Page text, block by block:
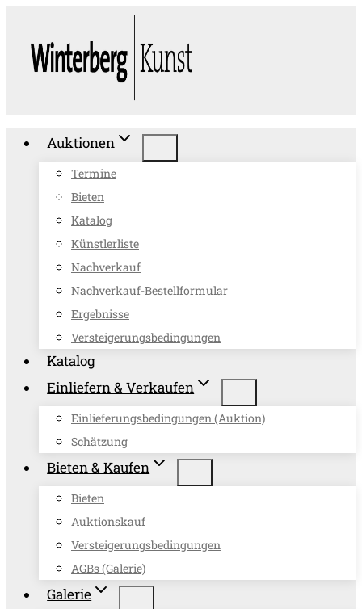
springen
Auktionen
Termine
Bieten
Katalog
Künstlerliste
Nachverkauf
Nachverkauf-Bestellformular
Ergebnisse
Versteigerungsbedingungen
Katalog
Einliefern & Verkaufen
Einlieferungsbedingungen (Auktion)
Schätzung
Bieten & Kaufen
Bieten
Auktionskauf
Versteigerungsbedingungen
AGBs (Galerie)
Galerie